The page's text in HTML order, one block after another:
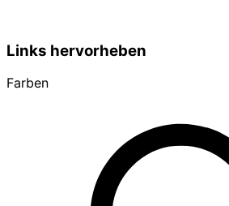
Links hervorheben
Farben